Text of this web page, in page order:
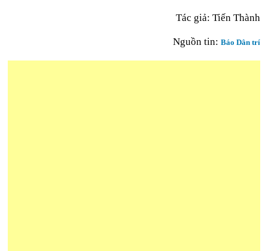
Tác giả: Tiến Thành
Nguồn tin: Báo Dân trí